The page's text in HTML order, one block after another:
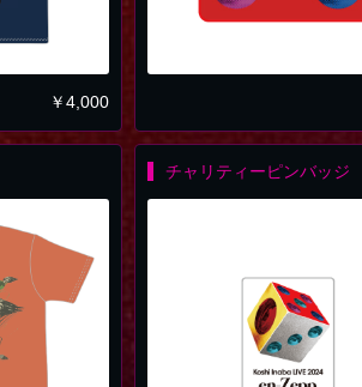
￥4,000
チャリティーピンバッジ